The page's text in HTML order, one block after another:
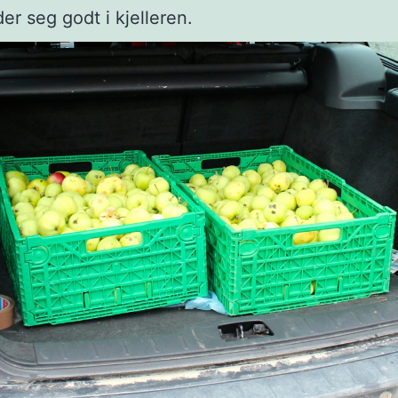
seg godt i kjelleren.